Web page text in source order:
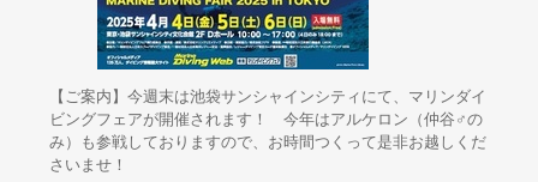
【ご案内】今週末は池袋サンシャインシティにて、マリンダイ
ビングフェアが開催されます！ 今年はアルケロン（仲谷♂の
み）も参戦しておりますので、お時間つくって是非お越しくだ
さいませ！